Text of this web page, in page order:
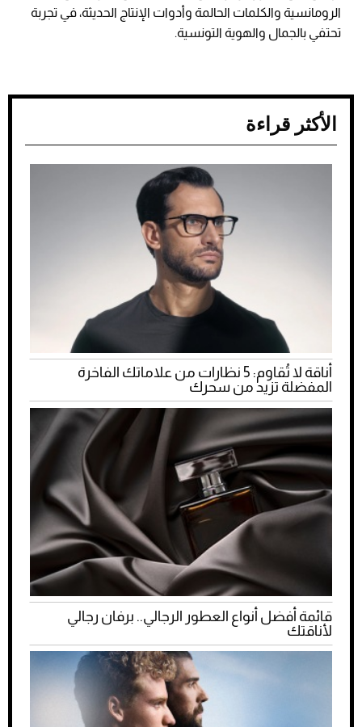
الرومانسية والكلمات الحالمة وأدوات الإنتاج الحديثة، في تجربة
تحتفي بالجمال والهوية التونسية.
الأكثر قراءة
أناقة لا تُقاوم: 5 نظارات من علاماتك الفاخرة
المفضلة تزيد من سحرك
قائمة أفضل أنواع العطور الرجالي.. برفان رجالي
لأناقتك